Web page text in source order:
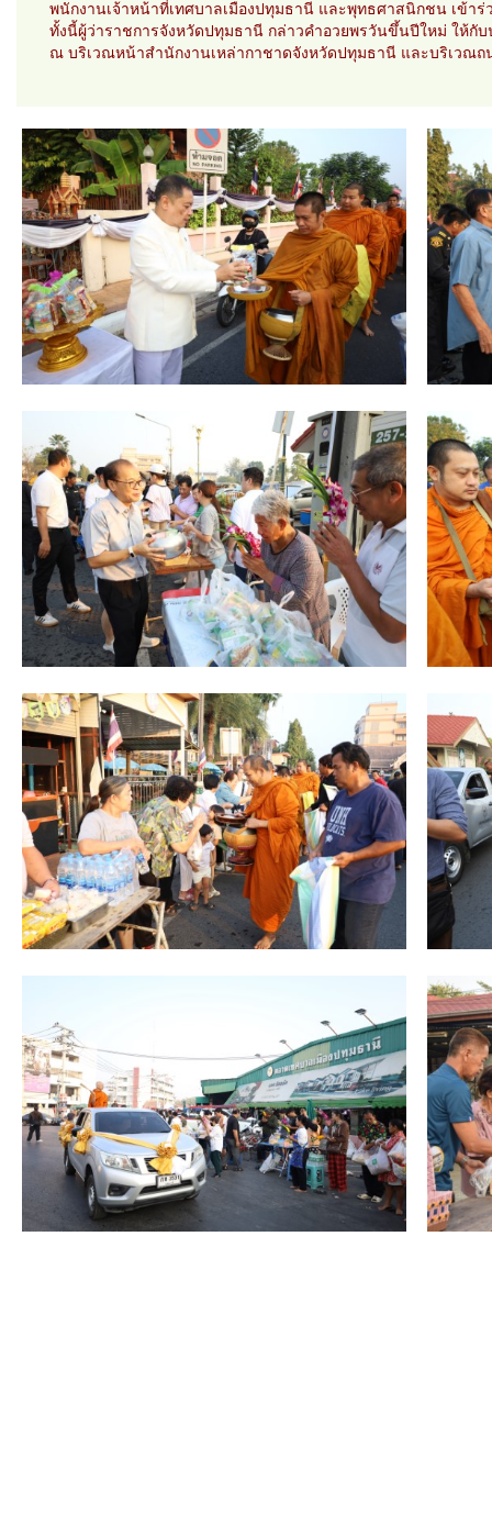
พนักงานเจ้าหน้าที่เทศบาลเมืองปทุมธานี และพุทธศาสนิกชน เข้
ทั้งนี้ผู้ว่าราชการจังหวัดปทุมธานี กล่าวคำอวยพรวันขึ้นปีใหม่ ให้กั
ณ บริเวณหน้าสำนักงานเหล่ากาชาดจังหวัดปทุมธานี และบริเวณ